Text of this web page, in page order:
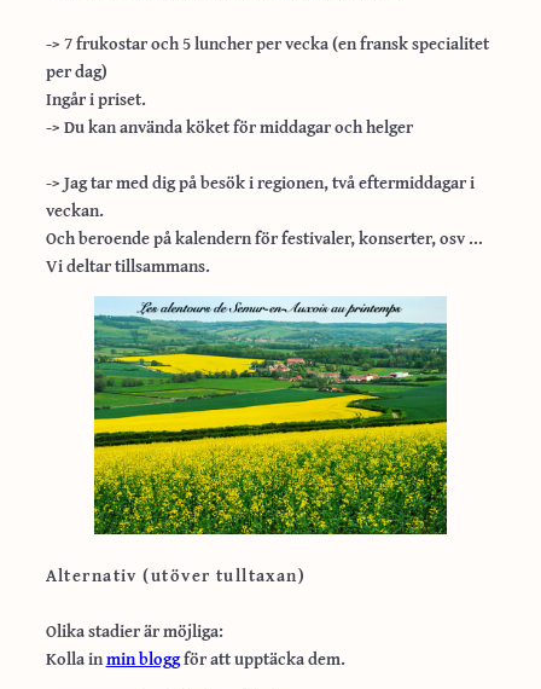
-> 7 frukostar och 5 luncher per vecka (en fransk specialitet
per dag)
Ingår i priset.
-> Du kan använda köket för middagar och helger
-> Jag tar med dig på besök i regionen, två eftermiddagar i
veckan.
Och beroende på kalendern för festivaler, konserter, osv …
Vi deltar tillsammans.
Alternativ (utöver tulltaxan)
Olika stadier är möjliga:
Kolla inmin bloggför att upptäcka dem.